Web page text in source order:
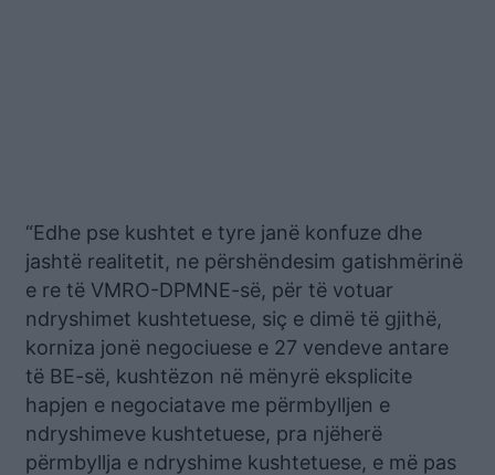
“Edhe pse kushtet e tyre janë konfuze dhe
jashtë realitetit, ne përshëndesim gatishmërinë
e re të VMRO-DPMNE-së, për të votuar
ndryshimet kushtetuese, siç e dimë të gjithë,
korniza jonë negociuese e 27 vendeve antare
të BE-së, kushtëzon në mënyrë eksplicite
hapjen e negociatave me përmbylljen e
ndryshimeve kushtetuese, pra njëherë
përmbyllja e ndryshime kushtetuese, e më pas